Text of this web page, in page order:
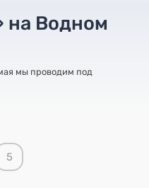
на Водном
мы проводим под
5